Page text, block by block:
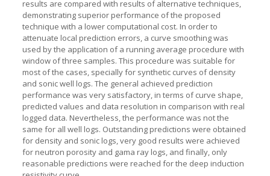
results are compared with results of alternative techniques,
demonstrating superior performance of the proposed
technique with a lower computational cost. In order to
attenuate local prediction errors, a curve smoothing was
used by the application of a running average procedure with
window of three samples. This procedure was suitable for
most of the cases, specially for synthetic curves of density
and sonic well logs. The general achieved prediction
performance was very satisfactory, in terms of curve shape,
predicted values and data resolution in comparison with real
logged data. Nevertheless, the performance was not the
same for all well logs. Outstanding predictions were obtained
for density and sonic logs, very good results were achieved
for neutron porosity and gama ray logs, and finally, only
reasonable predictions were reached for the deep induction